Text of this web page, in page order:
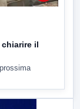
chiarire il